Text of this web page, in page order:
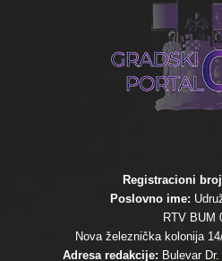
Registracioni
Poslovno ime:
RTV BUM
Nova železnička kolonija
Adresa redakcije: Bulevar